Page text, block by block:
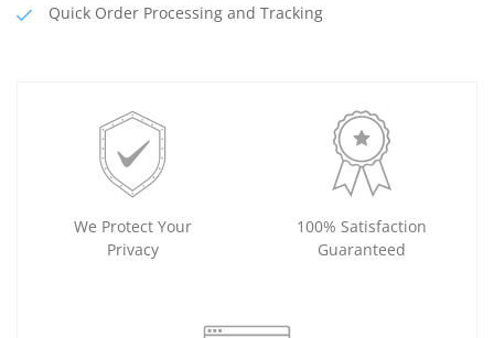
Quick Order Processing and Tracking
We Protect Your
Privacy
100% Satisfaction
Guaranteed